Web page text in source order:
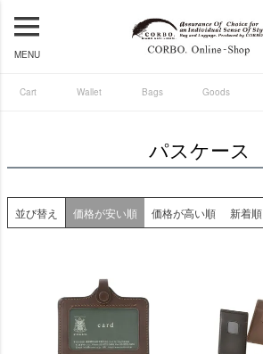
MENU
Cart Wallet Bags Goods
パスケース
並び替え 価格が安い順 価格が高い順 新着順